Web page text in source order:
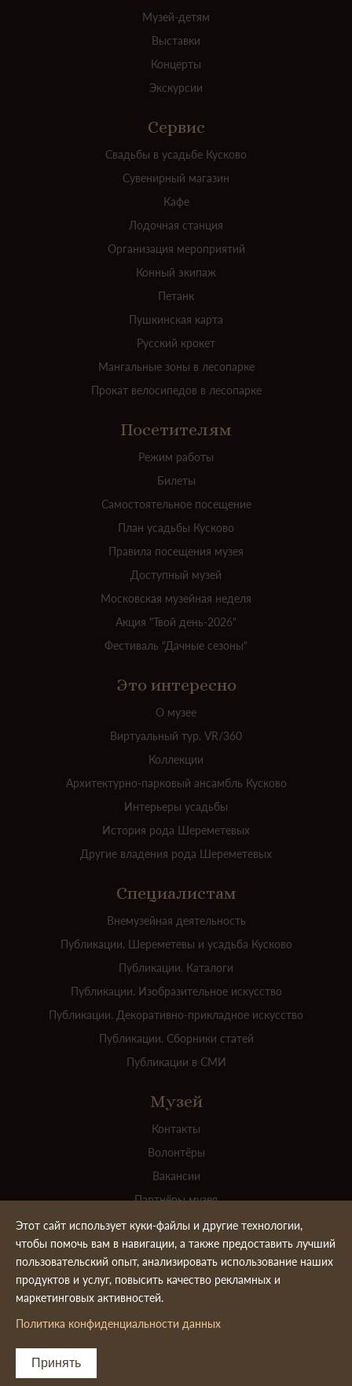
Музей-детям
Выставки
Концерты
Экскурсии
Сервис
Свадьбы в усадьбе Кусково
Сувенирный магазин
Кафе
Лодочная станция
Организация мероприятий
Конный экипаж
Петанк
Пушкинская карта
Русский крокет
Мангальные зоны в лесопарке
Прокат велосипедов в лесопарке
Посетителям
Режим работы
Билеты
Самостоятельное посещение
План усадьбы Кусково
Правила посещения музея
Доступный музей
Московская музейная неделя
Акция "Твой день-2026"
Фестиваль "Дачные сезоны"
Это интересно
О музее
Виртуальный тур. VR/360
Коллекции
Архитектурно-парковый ансамбль Кусково
Интерьеры усадьбы
История рода Шереметевых
Другие владения рода Шереметевых
Специалистам
Внемузейная деятельность
Публикации. Шереметевы и усадьба Кусково
Публикации. Каталоги
Публикации. Изобразительное искусство
Публикации. Декоративно-прикладное искусство
Публикации. Сборники статей
Публикации в СМИ
Музей
Контакты
Волонтёры
Вакансии
Партнёры музея
Для прессы
Официальные документы
Ваш вклад в пополнение коллекции
Реставрация картины "Корабли в гавани Флиссингена"
© 1919-2025. Государственный дворцово-парковый
музей-заповедник «Останкино и Кусково»
Этот сайт использует куки-файлы и другие технологии,
чтобы помочь вам в навигации, а также предоставить лучший
пользовательский опыт, анализировать использование наших
продуктов и услуг, повысить качество рекламных и
маркетинговых активностей.
Политика конфиденциальности данных
Принять